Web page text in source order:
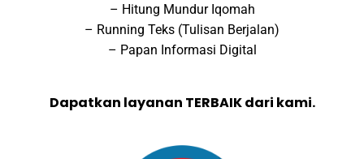
– Hitung Mundur Iqomah
– Running Teks (Tulisan Berjalan)
– Papan Informasi Digital
Dapatkan layanan TERBAIK dari kami.